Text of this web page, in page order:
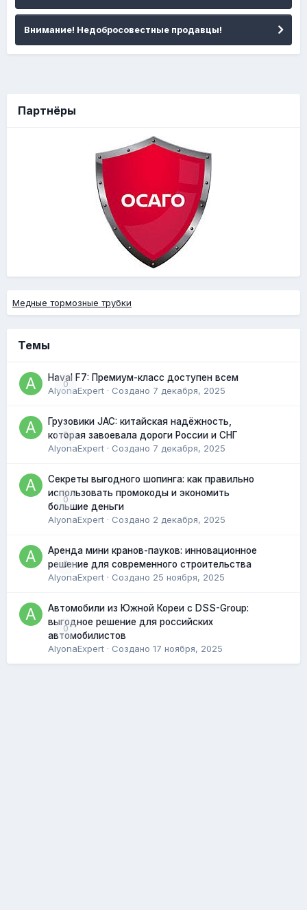
Внимание! Недобросовестные продавцы!
Партнёры
Медные тормозные трубки
Темы
0
Haval F7: Премиум-класс доступен всем
AlyonaExpert · Создано 7 декабря, 2025
0
Грузовики JAC: китайская надёжность,
которая завоевала дороги России и СНГ
AlyonaExpert · Создано 7 декабря, 2025
0
Секреты выгодного шопинга: как правильно
использовать промокоды и экономить
большие деньги
AlyonaExpert · Создано 2 декабря, 2025
0
Аренда мини кранов-пауков: инновационное
решение для современного строительства
AlyonaExpert · Создано 25 ноября, 2025
0
Автомобили из Южной Кореи с DSS-Group:
выгодное решение для российских
автомобилистов
AlyonaExpert · Создано 17 ноября, 2025